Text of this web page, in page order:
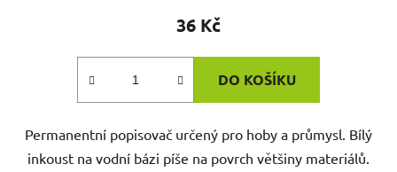
36 Kč
DO KOŠÍKU
Permanentní popisovač určený pro hoby a průmysl. Bílý
inkoust na vodní bázi píše na povrch většiny materiálů.